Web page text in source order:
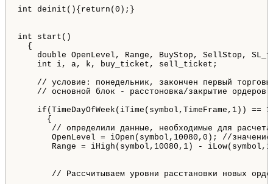
int deinit(){return(0);}
int start()
  {
double OpenLevel, Range, BuyStop, SellStop,
    int i, a, k, buy_ticket, sell_ticket;
// условие: понедельник, закончен первый
    // основной блок - расстоновка/закрытие ордеров
if(TimeDayOfWeek(iTime(symbol,TimeFrame,1)) ==
      {
// определили данные, необходимые для
OpenLevel = iOpen(symbol,10080,0); //
Range = iHigh(symbol,10080,1) -
// Рассчитываем уровни расстановки новых